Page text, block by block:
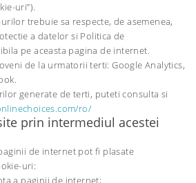
uri”).
trebuie sa respecte, de asemenea,
a datelor si Politica de
pe aceasta pagina de internet.
de la urmatorii terti: Google Analytics,
generate de terti, puteti consulta si
ro/
prin intermediul acestei
de internet pot fi plasate
uri:
a paginii de internet;